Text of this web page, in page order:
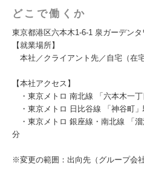
どこで働くか
東京都港区六本木1-6-1 泉ガーデン
【就業場所】
本社／クライアント先／自宅（在宅
【本社アクセス】
・東京メトロ 南北線 「六本木一
・東京メトロ 日比谷線 「神谷町
・東京メトロ 銀座線・南北線 「
分
※変更の範囲：出向先（グループ会